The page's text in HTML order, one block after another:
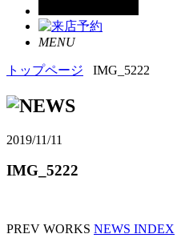
MENU
トップページ IMG_5222
2019/11/11
IMG_5222
PREV WORKS NEWS INDEX